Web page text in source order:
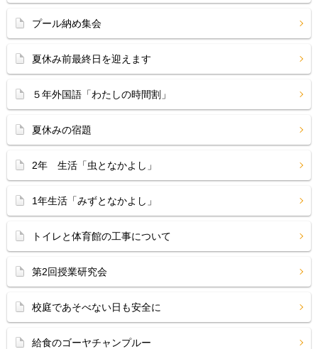
プール納め集会
夏休み前最終日を迎えます
５年外国語「わたしの時間割」
夏休みの宿題
2年 生活「虫となかよし」
1年生活「みずとなかよし」
トイレと体育館の工事について
第2回授業研究会
校庭であそべない日も安全に
給食のゴーヤチャンプルー